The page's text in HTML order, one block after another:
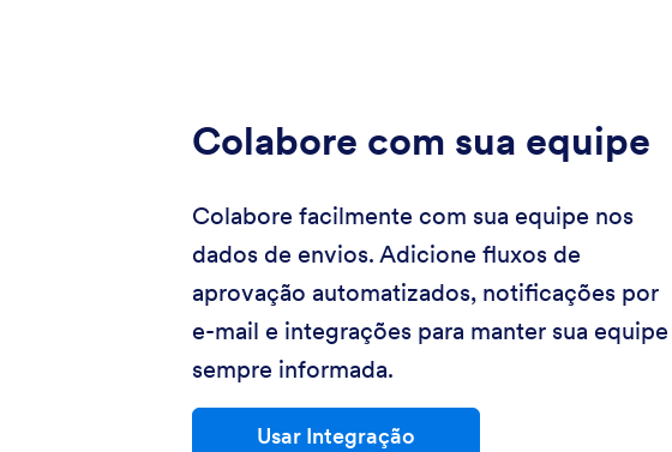
Colabore com sua equipe
Colabore facilmente com sua equipe nos
dados de envios. Adicione fluxos de
aprovação automatizados, notificações por
e-mail e integrações para manter sua equipe
sempre informada.
Usar Integração